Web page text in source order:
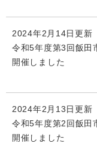
2024年2月14日更新
令和5年度第3回飯田
開催しました
2024年2月13日更新
令和5年度第2回飯田
開催しました